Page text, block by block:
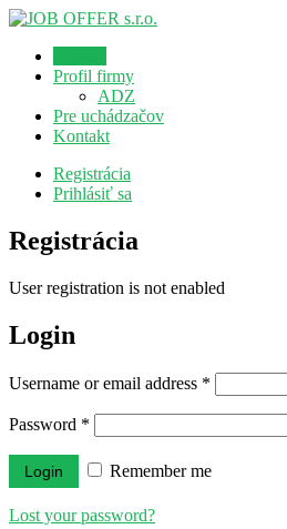
Profil firmy
ADZ
Pre uchádzačov
Kontakt
Registrácia
Prihlásiť sa
Registrácia
User registration is not enabled
Login
Username or email address *
Password *
Remember me
Lost your password?